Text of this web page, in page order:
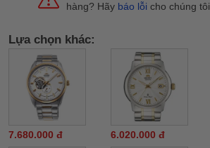
hàng? Hãy báo lỗi cho chúng tôi.
Lựa chọn khác:
7.680.000 đ 6.020.000 đ